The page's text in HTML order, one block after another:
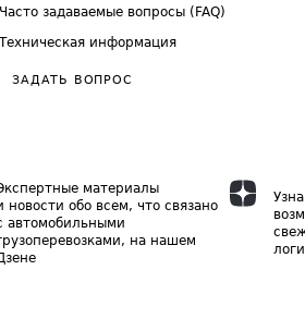
Часто задаваемые вопросы (FAQ)
Техническая информация
ЗАДАТЬ ВОПРОС
материалы
новости обо всем, что связано
автомобильными
на нашем